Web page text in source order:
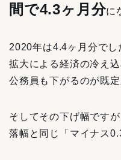
間で4.3ヶ月分に
2020年は4.4ヶ月分で
拡大による経済の冷え
公務員も下がるのが既定
そしてその下げ幅です
落幅と同じ「マイナス